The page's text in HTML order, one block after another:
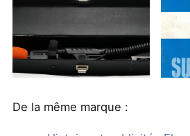
De la même marque :